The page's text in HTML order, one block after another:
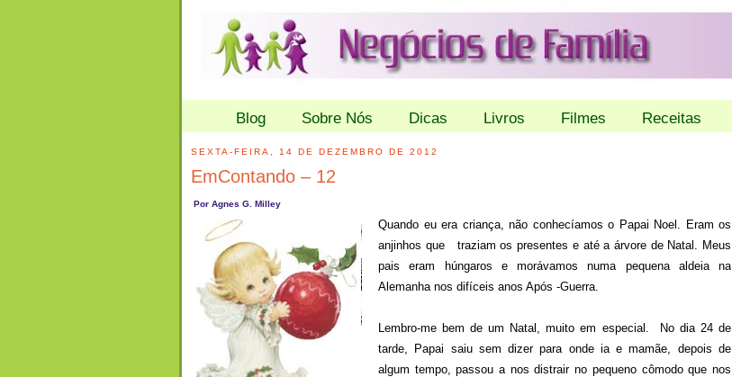
Blog Sobre Nós Dicas Livros Filmes Receitas
SEXTA-FEIRA, 14 DE DEZEMBRO DE 2012
EmContando – 12
Por Agnes G. Milley
Quando eu era criança, não conhecíamos o Papai Noel. Eram os
anjinhos que traziam os presentes e até a árvore de Natal. Meus
pais eram húngaros e morávamos numa pequena aldeia na
Alemanha nos difíceis anos Após -Guerra.
Lembro-me bem de um Natal, muito em especial. No dia 24 de
tarde, Papai saiu sem dizer para onde ia e mamãe, depois de
algum tempo, passou a nos distrair no pequeno cômodo que nos